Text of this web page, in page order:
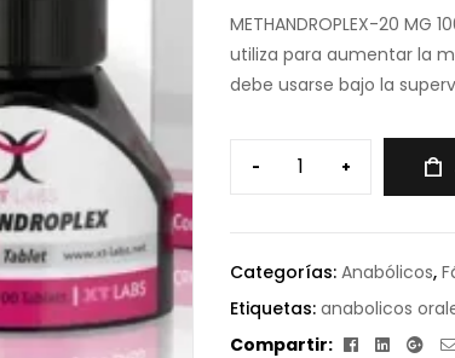
METHANDROPLEX-20
utiliza para aumentar la
debe usarse bajo la
- +
Categorías: Anabólicos,
Etiquetas: anabolicos
Compartir:
Facebook